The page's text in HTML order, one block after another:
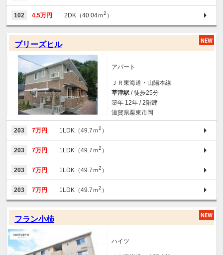
102 4.5万円 2DK（40.04ｍ2 ）
ブリーズヒル
アパート
ＪＲ東海道・山陽本線
草津駅 / 徒歩25分
築年 12年 / 2階建
滋賀県栗東市岡
203 7万円 1LDK（49.7ｍ2 ）
203 7万円 1LDK（49.7ｍ2 ）
203 7万円 1LDK（49.7ｍ2 ）
203 7万円 1LDK（49.7ｍ2 ）
フラン小柿
ハイツ